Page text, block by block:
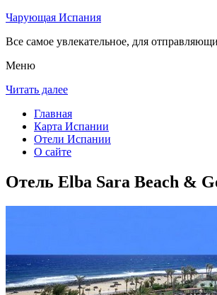
Чарующая Испания
Все самое увлекательное, для
Меню
Читать далее
Главная
Карта Испании
Отели Испании
О сайте
Отель Elba Sara Beach &